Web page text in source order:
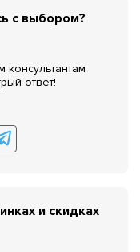
с выбором?
ответ!
и скидках